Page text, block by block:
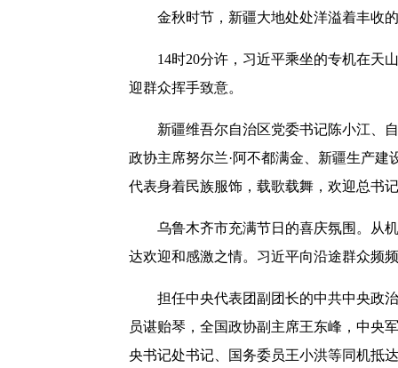
金秋时节，新疆大地处处洋溢着丰收
14时20分许，习近平乘坐的专机在天
迎群众挥手致意。
新疆维吾尔自治区党委书记陈小江、
政协主席努尔兰·阿不都满金、新疆生产
代表身着民族服饰，载歌载舞，欢迎总书
乌鲁木齐市充满节日的喜庆氛围。从
达欢迎和感激之情。习近平向沿途群众频
担任中央代表团副团长的中共中央政
员谌贻琴，全国政协副主席王东峰，中央
央书记处书记、国务委员王小洪等同机抵